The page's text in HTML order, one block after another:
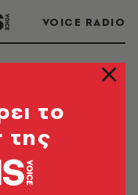
VOICE RADIO
το